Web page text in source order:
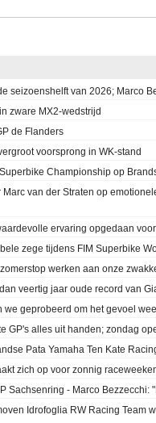
seizoenshelft van 2026; Marco
zware MX2-wedstrijd
de Flanders
voorsprong in WK-stand
Championship op
van der Straten op
ervaring opgedaan
zege tijdens FIM Superbike
werken aan onze
veertig jaar oude record van
we geprobeerd om het gevoel
GP's alles uit handen; zondag
Pata Yamaha Ten Kate
zich op voor zonnig
Sachsenring - Marco Bezzecchi:
Idrofoglia RW Racing Team